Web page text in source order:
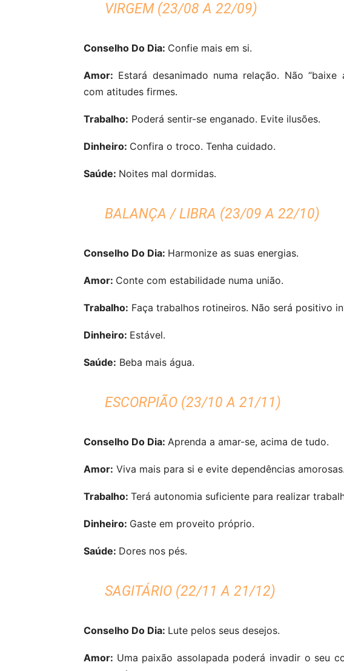
VIRGEM (23/08 A 22/09)
Conselho Do Dia: Confie mais em si.
Amor: Estará desanimado numa relação. Não “baixe
com atitudes firmes.
Trabalho: Poderá sentir-se enganado. Evite ilusões.
Dinheiro: Confira o troco. Tenha cuidado.
Saúde: Noites mal dormidas.
BALANÇA / LIBRA (23/09 A 22/10)
Conselho Do Dia: Harmonize as suas energias.
Amor: Conte com estabilidade numa união.
Trabalho: Faça trabalhos rotineiros. Não será positivo
Dinheiro: Estável.
Saúde: Beba mais água.
ESCORPIÃO (23/10 A 21/11)
Conselho Do Dia: Aprenda a amar-se, acima de tudo.
Amor: Viva mais para si e evite dependências amorosas.
Trabalho: Terá autonomia suficiente para realizar
Dinheiro: Gaste em proveito próprio.
Saúde: Dores nos pés.
SAGITÁRIO (22/11 A 21/12)
Conselho Do Dia: Lute pelos seus desejos.
Amor: Uma paixão assolapada poderá invadir o seu